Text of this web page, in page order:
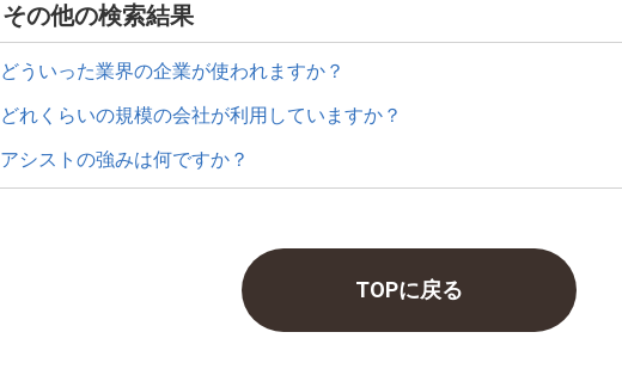
その他の検索結果
どういった業界の企業が使われますか？
どれくらいの規模の会社が利用していますか？
アシストの強みは何ですか？
TOPに戻る